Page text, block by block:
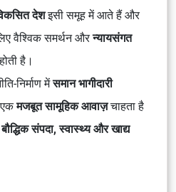
देशइसी समूह में आते हैं और
वैश्विक समर्थन औरन्यायसंगत
है।
निर्माण मेंसमान भागीदारी
एकमजबूत सामूहिक आवाज़चाहता है
बौद्धिक संपदा, स्वास्थ्य और खाद्य